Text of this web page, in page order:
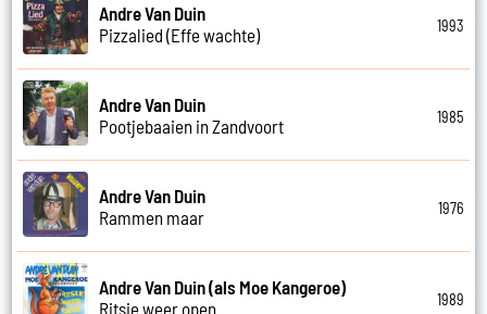
Andre Van Duin
Pizzalied (Effe wachte)
1993
Andre Van Duin
Pootjebaaien in Zandvoort
1985
Andre Van Duin
Rammen maar
1976
Andre Van Duin (als Moe Kangeroe)
Ritsie weer open
1989